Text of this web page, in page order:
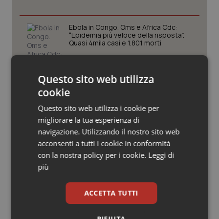
Veneto
Oncoematologia
Oncologia & Nutrizione
Psoriasi & pelle
Quotidiano Cardiologia
Quotidiano Chirurgia
Quotidiano Oncologia
Quotidiano Pediatria
Rene & patologie urogenitali
Ebola in Congo. Oms e Africa Cdc:
“Epidemia più veloce della risposta”.
Quasi 4mila casi e 1.801 morti
West Nile. D’Alterio (Rete IZS):
“Sorveglianza e dati scientifici, senza
allarmismi. Sistema italiano
preparato”
La spesa farmaceutica sale a 39,3
miliardi (+6%). Prosegue il boom dei
farmaci per diabete e obesità e cala
uso antibiotici. Ecco il Rapporto
OsMed 2025
dopo le richieste delle Regioni. Dalla
revisione del prontuario alla
governance, ecco le novità
Questo sito web utilizza
cookie
Questo sito web utilizza i cookie per
migliorare la tua esperienza di
navigazione. Utilizzando il nostro sito web
acconsenti a tutti i cookie in conformità
con la nostra policy per i cookie. Leggi di
più
ACCETTA TUTTI